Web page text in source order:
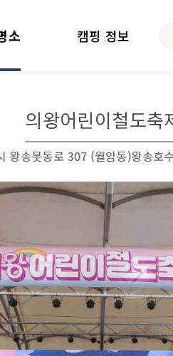
소 캠핑 정보
의왕어린이철도축
왕송못동로 307 (월암동)왕송호